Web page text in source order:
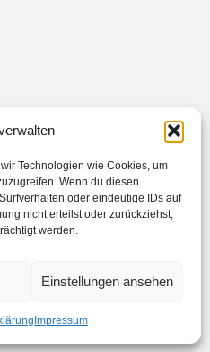
Technologien wie Cookies, um
Wenn du diesen
oder eindeutige IDs auf
nicht erteilst oder zurückziehst,
werden.
Einstellungen ansehen
Impressum